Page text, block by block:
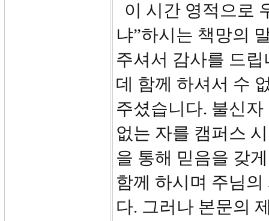
이 시간 영적으로
냐”하시는 책망의
주셔서 감사를 드
데 함께 하셔서 수
주셨습니다. 불신
없는 자를 캠퍼스
을 통해 믿음을 갖
함께 하시며 주님
다. 그러나 본문의